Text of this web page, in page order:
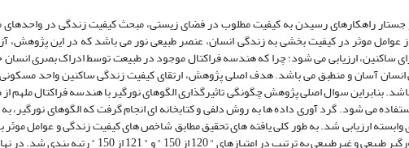
راهکارهای رسیدن به کیفیت مطلوب در فضای زیستی، مبحث کیفیت زندگی در
عوامل موثر در کیفیت بخشی به زندگی انسان، عنصر طبیعی نور می باشد که در این
ساکنین، ارزیابی می شود؛ چرا که هندسه فراکتال موجود در طبیعت توسط ادراک بصری
آسان و منطبق می باشد. هدف اصلی پژوهش، ارتقای کیفیت زندگی ساکنین واحد
بنابراین سوال اصلی پژوهش چگونگی تاثیرگذاری الگوهای نورگیر با هندسه فراکتال ملهم
می شود. گرد آوری داده ها به روش دلفی و کتابخانه ای انجام گرفت که الگوهای
ارزیابی شد. به طور کلی یافته های تحقیق مطابق شاخص های کیفیت زندگی و عوامل موثر
بهره گیری از طیف لیکرت ارزیابی و برای الگوهای نورگیر طبیعی و